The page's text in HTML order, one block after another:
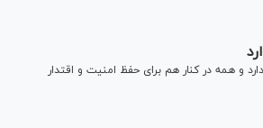
و همه در کنار هم برای حفظ امنیت و اقتدار